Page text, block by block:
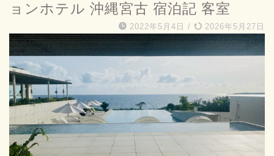
ョンホテル 沖縄宮古 宿泊記 客室
2022年5月4日 / 2026年5月27日